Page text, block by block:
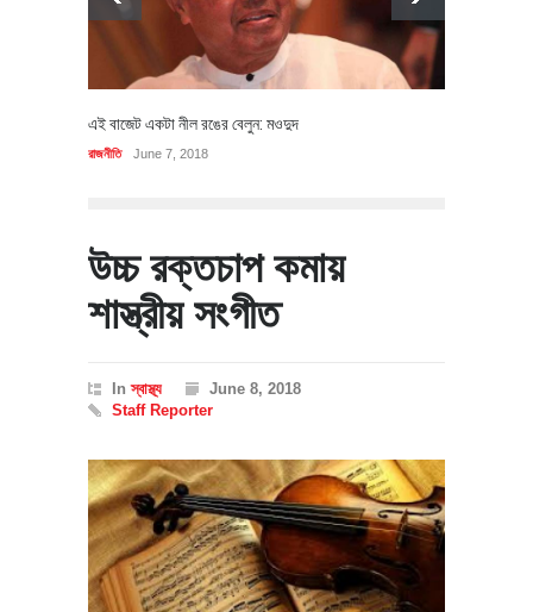
এই বাজেট একটা নীল রঙের বেলুন: মওদুদ
রাজনীতি June 7, 2018
উচ্চ রক্তচাপ কমায়
শাস্ত্রীয় সংগীত
Inস্বাস্থ্য
June 8, 2018
Staff Reporter